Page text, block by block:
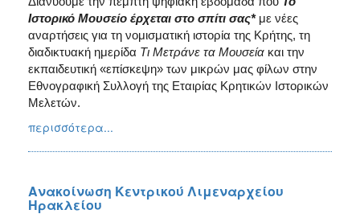
Ιστορικό Μουσείο έρχεται στο σπίτι σας*με νέες
αναρτήσεις για τη νομισματική ιστορία της Κρήτης, τη
διαδικτυακή ημερίδα Τι Μετράνε τα Μουσεία και την
εκπαιδευτική «επίσκεψη» των μικρών μας φίλων στην
Εθνογραφική Συλλογή της Εταιρίας Κρητικών Ιστορικών
Μελετών.
περισσότερα...
Ανακοίνωση Κεντρικού Λιμεναρχείου
Ηρακλείου